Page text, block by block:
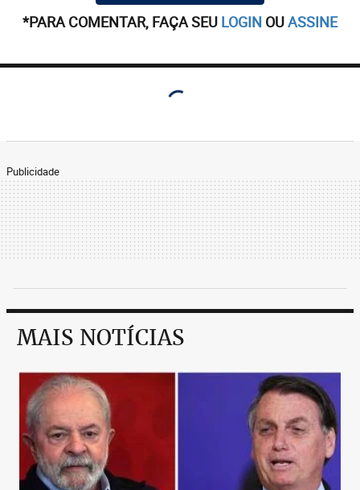
*PARA COMENTAR, FAÇA SEU LOGIN OUASSINE
Publicidade
MAIS NOTÍCIAS